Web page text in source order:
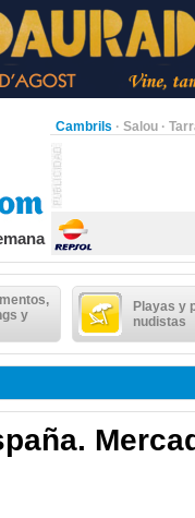
Cambrils · Salou ·
y
Playas y
nudistas